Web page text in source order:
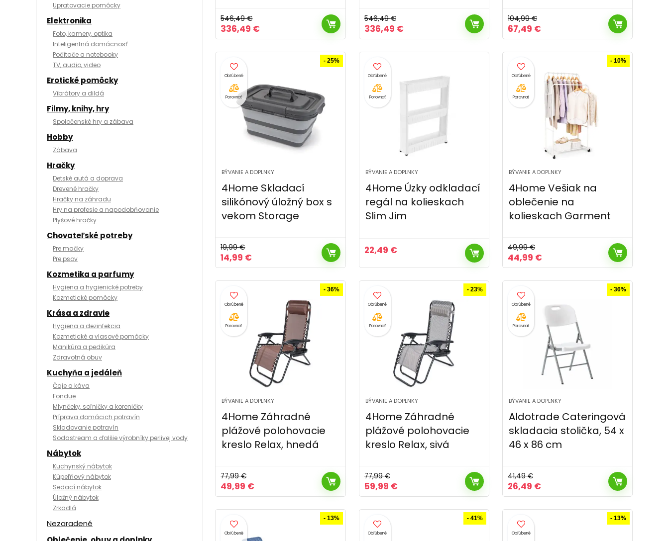
Upratovacie pomôcky
Elektronika
Foto, kamery, optika
Inteligentná domácnosť
Počítače a notebooky
TV, audio, video
Erotické pomôcky
Vibrátory a dildá
Filmy, knihy, hry
Spoločenské hry a zábava
Hobby
Zábava
Hračky
Detské autá a doprava
Drevené hračky
Hračky na záhradu
Hry na profesie a napodobňovanie
Plyšové hračky
Chovateľské potreby
Pre mačky
Pre psov
Kozmetika a parfumy
Hygiena a hygienické potreby
Kozmetické pomôcky
Krása a zdravie
Hygiena a dezinfekcia
Kozmetické a vlasové pomôcky
Manikúra a pedikúra
Zdravotná obuv
Kuchyňa a jedáleň
Čaje a káva
Fondue
Mlynčeky, soľničky a koreničky
Príprava domácich potravín
Skladovanie potravín
Sodastream a ďalšie výrobníky perlivej vody
Nábytok
Kuchynský nábytok
Kúpeľňový nábytok
Sedací nábytok
Úložný nábytok
Zrkadlá
Nezaradené
546,49€
Pôvodná
cena
336,49 €
cena
546,49€
Pôvodná
cena
336,49 €Aktuálna
cena
104,99€
Pôvodná
cena
67,49 €
cena
Porovnať
- 25%
BÝVANIE A DOPLNKY
4Home Skladací
silikónový úložný box s
vekom Storage
19,99€
Pôvodná
cena
14,99 €
cena
Porovnať
BÝVANIE A DOPLNKY
4Home Úzky odkladací
regál na kolieskach
Slim Jim
22,49 €
Porovnať
- 10%
BÝVANIE A DOPLNKY
4Home Vešiak na
oblečenie na
kolieskach Garment
49,99€
Pôvodná
cena
44,99 €
cena
Porovnať
- 36%
BÝVANIE A DOPLNKY
4Home Záhradné
plážové polohovacie
kreslo Relax, hnedá
77,99€
Pôvodná
cena
49,99 €
cena
Porovnať
- 23%
BÝVANIE A DOPLNKY
4Home Záhradné
plážové polohovacie
kreslo Relax, sivá
77,99€
Pôvodná
cena
59,99 €Aktuálna
cena
Porovnať
- 36%
BÝVANIE A DOPLNKY
Aldotrade Cateringová
skladacia stolička, 54 x
46 x 86 cm
41,49€
Pôvodná
cena
26,49 €
cena
- 13% - 41% - 13%